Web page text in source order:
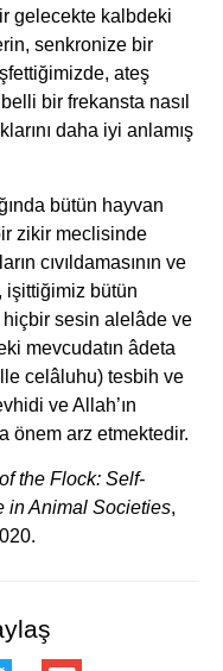
gelecekte kalbdeki
senkronize bir
ateş
bir frekansta nasıl
daha iyi anlamış
bütün hayvan
zikir meclisinde
cıvıldamasının ve
işittiğimiz bütün
sesin alelâde ve
mevcudatın âdeta
celâluhu) tesbih ve
ve Allah’ın
önem arz etmektedir.
the Flock: Self-
in Animal Societies,